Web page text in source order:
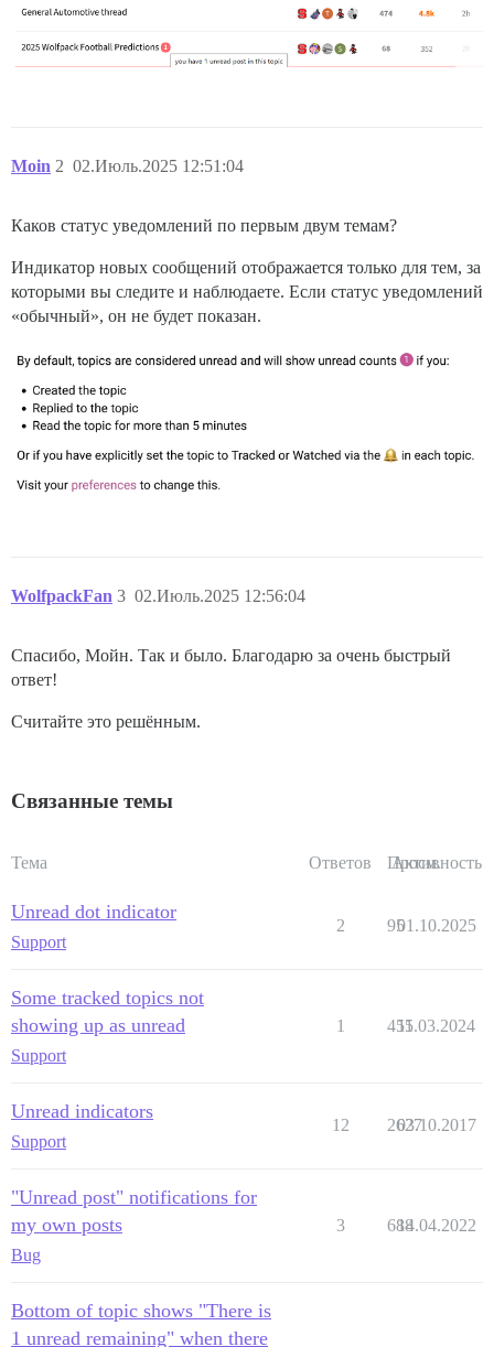
Moin 02.Июль.2025 12:51:04
2
Каков статус уведомлений по первым двум темам?
Индикатор новых сообщений отображается только для тем, за
которыми вы следите и наблюдаете. Если статус уведомлений
«обычный», он не будет показан.
WolfpackFan 02.Июль.2025 12:56:04
3
Спасибо, Мойн. Так и было. Благодарю за очень быстрый
ответ!
Считайте это решённым.
Связанные темы
Тема Ответов Просм.
Активность
Unread dot indicator
Support
2 9501.10.2025
Some tracked topics not
showing up as unread
Support
1 455
11.03.2024
Unread indicators
Support
12 2627
03.10.2017
"Unread post" notifications for
my own posts
Bug
3 688
14.04.2022
Bottom of topic shows "There is
1 unread remaining" when there